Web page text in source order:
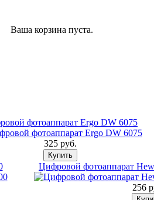
Ваша корзина пуста.
фотоаппарат Ergo DW 6075
325 pуб.
Цифровой фотоаппарат
256